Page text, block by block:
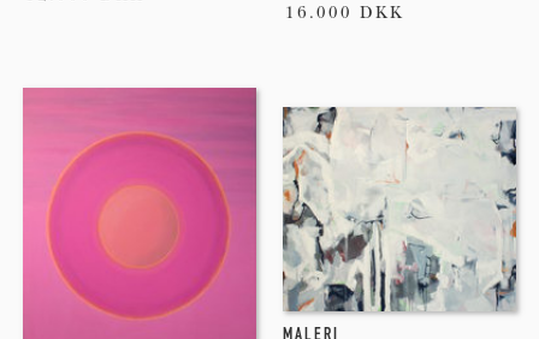
16.000 DKK
MALERI